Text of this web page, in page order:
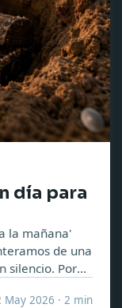
día para
la mañana'
de una
silencio. Por
pensamos.
May 2026 · 2 min